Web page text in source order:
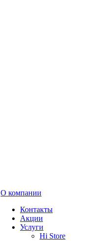
О компании
Контакты
Акции
Услуги
Hi Store